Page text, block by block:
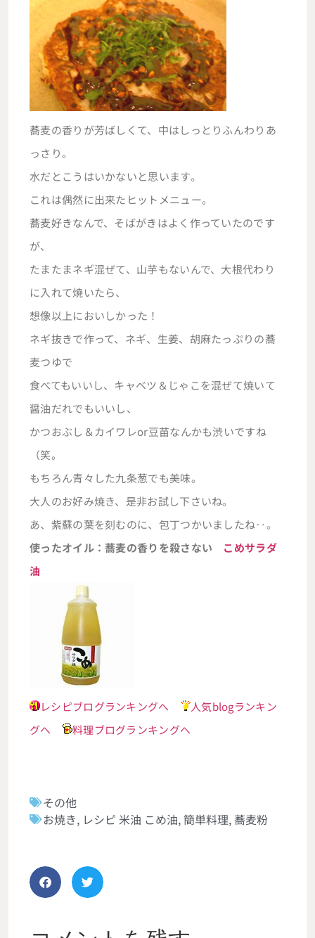
蕎麦の香りが芳ばしくて、中はしっとりふんわりあ
っさり。
水だとこうはいかないと思います。
これは偶然に出来たヒットメニュー。
蕎麦好きなんで、そばがきはよく作っていたのです
が、
たまたまネギ混ぜて、山芋もないんで、大根代わり
に入れて焼いたら、
想像以上においしかった！
ネギ抜きで作って、ネギ、生姜、胡麻たっぷりの蕎
麦つゆで
食べてもいいし、キャベツ＆じゃこを混ぜて焼いて
醤油だれでもいいし、
かつおぶし＆カイワレor豆苗なんかも渋いですね
（笑。
もちろん青々した九条葱でも美味。
大人のお好み焼き、是非お試し下さいね。
あ、紫蘇の葉を刻むのに、包丁つかいましたね‥。
使ったオイル：蕎麦の香りを殺さない こめサラダ
油
レシピブログランキングへ
人気blogランキン
グへ
料理ブログランキングへ
その他
お焼き, レシピ 米油 こめ油, 簡単料理,蕎麦粉